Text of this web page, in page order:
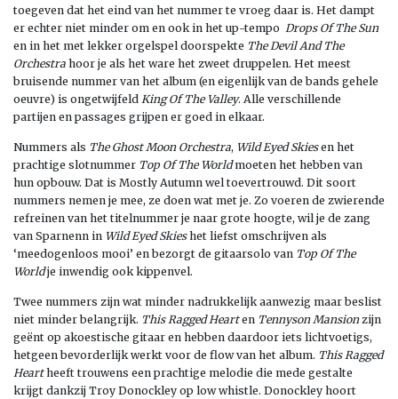
toegeven dat het eind van het nummer te vroeg daar is. Het dampt
er echter niet minder om en ook in het up-tempo Drops Of The Sun
en in het met lekker orgelspel doorspekte The Devil And The
Orchestra hoor je als het ware het zweet druppelen. Het meest
bruisende nummer van het album (en eigenlijk van de bands gehele
oeuvre) is ongetwijfeld King Of The Valley. Alle verschillende
partijen en passages grijpen er goed in elkaar.
Nummers als The Ghost Moon Orchestra, Wild Eyed Skiesen het
prachtige slotnummer Top Of The Worldmoeten het hebben van
hun opbouw. Dat is Mostly Autumn wel toevertrouwd. Dit soort
nummers nemen je mee, ze doen wat met je. Zo voeren de zwierende
refreinen van het titelnummer je naar grote hoogte, wil je de zang
van Sparnenn in Wild Eyed Skieshet liefst omschrijven als
‘meedogenloos mooi’ en bezorgt de gitaarsolo van Top Of The
Worldje inwendig ook kippenvel.
Twee nummers zijn wat minder nadrukkelijk aanwezig maar beslist
niet minder belangrijk. This Ragged Hearten Tennyson Mansionzijn
geënt op akoestische gitaar en hebben daardoor iets lichtvoetigs,
hetgeen bevorderlijk werkt voor de flow van het album. This Ragged
Heartheeft trouwens een prachtige melodie die mede gestalte
krijgt dankzij Troy Donockley op low whistle. Donockley hoort